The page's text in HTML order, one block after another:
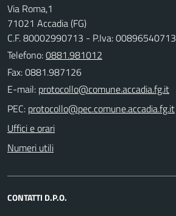
Via Roma,1
71021 Accadia (FG)
C.F. 80002990713 - P.Iva: 00896540713
Telefono:0881.981012
Fax: 0881.987126
E-mail:
PEC:
Uffici e orari
Numeri utili
CONTATTI D.P.O.